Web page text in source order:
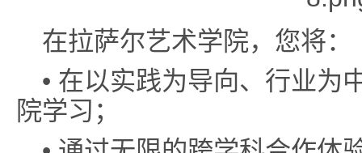
在拉萨尔艺术学院，您将：
• 在以实践为导向、行业为
院学习；